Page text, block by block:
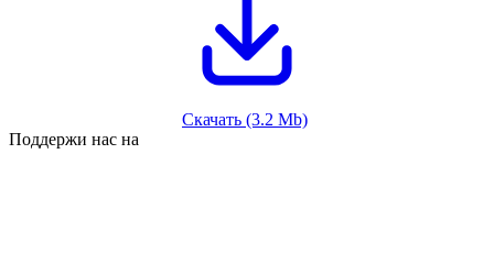
Скачать (3.2 Mb)
Поддержи нас на